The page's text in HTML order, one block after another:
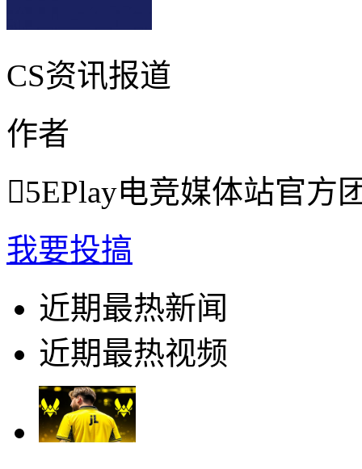
CS资讯报道
作者
5EPlay电竞媒体站官方
我要投搞
近期最热新闻
近期最热视频